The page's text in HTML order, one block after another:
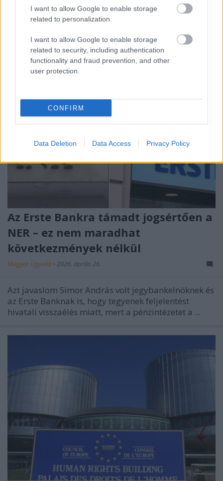
I want to allow Google to enable storage
related to personalization.
I want to allow Google to enable storage
related to security, including authentication
functionality and fraud prevention, and other
user protection.
CONFIRM
Data Deletion Data Access Privacy Policy
Az igazságszolgáltatás gépezetének nem
feltételezésekre, sajtóhírekre, hanem
eljárnia. Ilyenek ...
Az Erste Bankra támadt jogsértően a
NER – ez nem maradhat
következmények nélkül
Magyar Ügyvéd • 2026. április 26.
Azt javaslom Simor András volt jegybankelnöknek és
az Erste Banknak is, hogy tegyenek feljelentést
hivatali visszaélés miatt, mert a pénzintézetet a ...